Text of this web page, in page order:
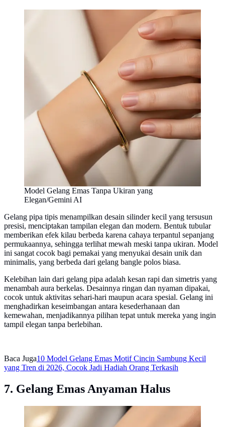
Model Gelang Emas Tanpa Ukiran yang
Elegan/Gemini AI
Gelang pipa tipis menampilkan desain silinder kecil yang tersusun
presisi, menciptakan tampilan elegan dan modern. Bentuk tubular
memberikan efek kilau berbeda karena cahaya terpantul sepanjang
permukaannya, sehingga terlihat mewah meski tanpa ukiran. Model
ini sangat cocok bagi pemakai yang menyukai desain unik dan
minimalis, yang berbeda dari gelang bangle polos biasa.
Kelebihan lain dari gelang pipa adalah kesan rapi dan simetris yang
menambah aura berkelas. Desainnya ringan dan nyaman dipakai,
cocok untuk aktivitas sehari-hari maupun acara spesial. Gelang ini
menghadirkan keseimbangan antara kesederhanaan dan
kemewahan, menjadikannya pilihan tepat untuk mereka yang ingin
tampil elegan tanpa berlebihan.
Baca Juga10 Model Gelang Emas Motif Cincin Sambung Kecil
yang Tren di 2026, Cocok Jadi Hadiah Orang Terkasih
7. Gelang Emas Anyaman Halus